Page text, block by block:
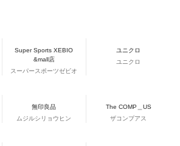
Super Sports XEBIO
&mall店
スーパースポーツゼビオ
ユニクロ
ユニクロ
無印良品
ムジルシリョウヒン
The COMP＿US
ザコンプアス